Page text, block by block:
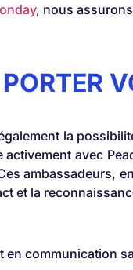
, nous
la
activement avec
ambassadeurs,
et la
en communication